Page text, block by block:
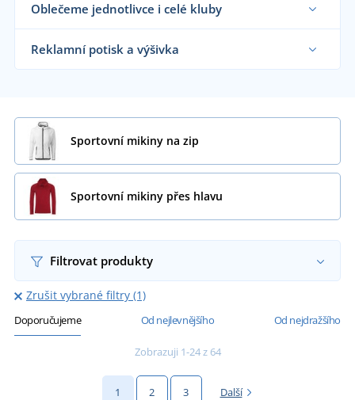
Oblečeme jednotlivce i celé kluby
Dodáváme sportovní mikiny sportovním týmům,
klubům a organizacím i koncovým zákazníkům již
od 1 kusu.
Chci vědět více
Reklamní potisk a výšivka
Sportovní mikiny na zip
Sportovní mikiny přes hlavu
Filtrovat produkty
Zrušit vybrané filtry (1)
Doporučujeme Od nejlevnějšího Od nejdražšího
Zobrazuji 1-24 z 64
1 2 3 Další